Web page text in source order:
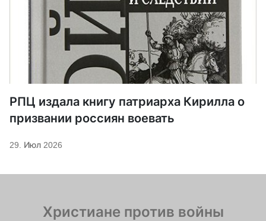
РПЦ издала книгу патриарха Кирилла о
призвании россиян воевать
29. Июл 2026
Христиане против войны